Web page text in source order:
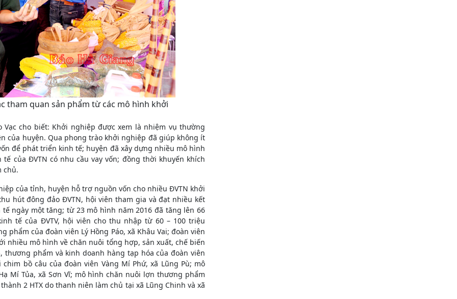
tham quan sản phẩm từ các mô hình khởi
cho biết: Khởi nghiệp được xem là nhiệm vụ thường
của huyện. Qua phong trào khởi nghiệp đã giúp không ít
để phát triển kinh tế; huyện đã xây dựng nhiều mô hình
của ĐVTN có nhu cầu vay vốn; đồng thời khuyến khích
chủ.
của tỉnh, huyện hỗ trợ nguồn vốn cho nhiều ĐVTN khởi
hút đông đảo ĐVTN, hội viên tham gia và đạt nhiều kết
ngày một tăng; từ 23 mô hình năm 2016 đã tăng lên 66
tế của ĐVTV, hội viên cho thu nhập từ 60 – 100 triệu
của đoàn viên Lý Hồng Páo, xã Khâu Vai; đoàn viên
nhiều mô hình về chăn nuôi tổng hợp, sản xuất, chế biến
phẩm và kinh doanh hàng tạp hóa của đoàn viên
bồ câu của đoàn viên Vàng Mí Phứ, xã Lũng Pù; mô
Mí Tủa, xã Sơn Vĩ; mô hình chăn nuôi lợn thương phẩm
2 HTX do thanh niên làm chủ tại xã Lũng Chinh và xã